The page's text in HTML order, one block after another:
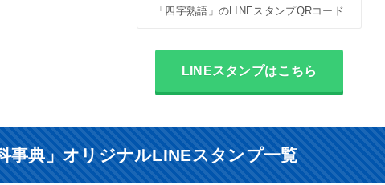
「四字熟語」のLINEスタンプQRコード
LINEスタンプはこちら
事典」オリジナルLINEスタンプ一覧